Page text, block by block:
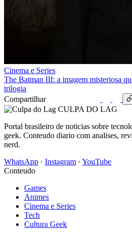
Cinema e Series
The Batman III: a imagem misteriosa
trilogia
Compartilhar
CULPA DO LAG
Portal brasileiro de noticias sobre
geek. Conteudo diario com analises,
nerd.
WhatsApp · Instagram · YouTube
Conteudo
Games
Animes
Cinema e Series
Tech
Cultura Geek